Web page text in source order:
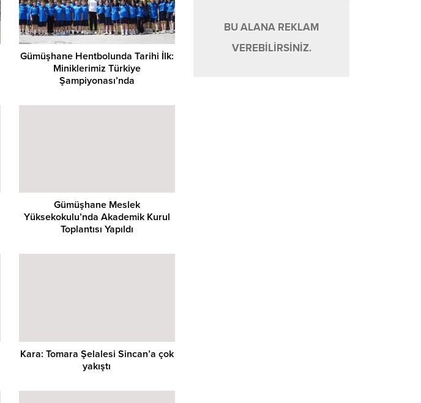
Gümüşhane Hentbolunda Tarihi İlk:
Miniklerimiz Türkiye
Şampiyonası’nda
Gümüşhane Meslek
Yüksekokulu’nda Akademik Kurul
Toplantısı Yapıldı
Kara: Tomara Şelalesi Sincan’a çok
yakıştı
BU ALANA REKLAM
VEREBİLİRSİNİZ.